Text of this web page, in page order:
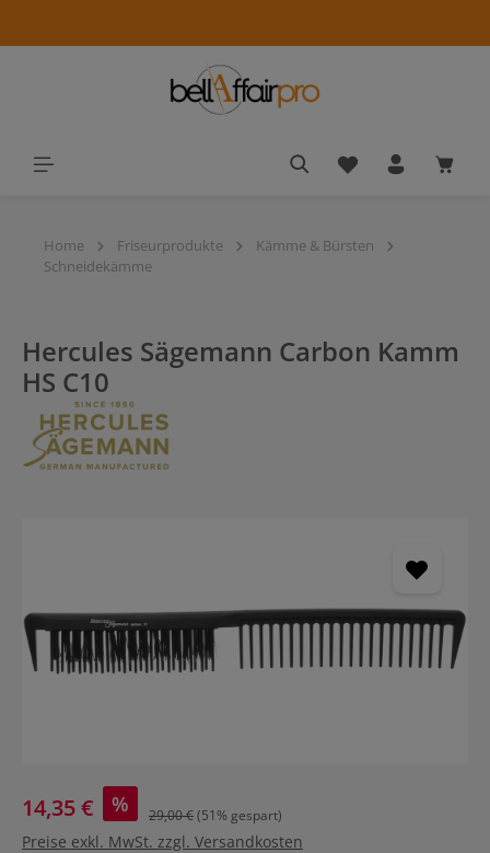
Du hast 0
Home Friseurprodukte
Kämme & Bürsten
Schneidekämme
Hercules Sägemann Carbon Kamm
HS C10
14,35 € % 29,00 €(51% gespart)
Preise exkl. MwSt. zzgl. Versandkosten